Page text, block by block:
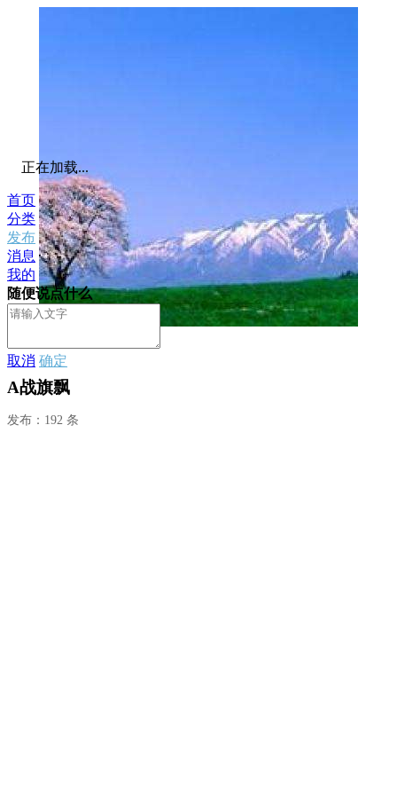
A战旗飘
发布：192 条
正在加载...
首页
分类
发布
消息
我的
随便说点什么
取消 确定